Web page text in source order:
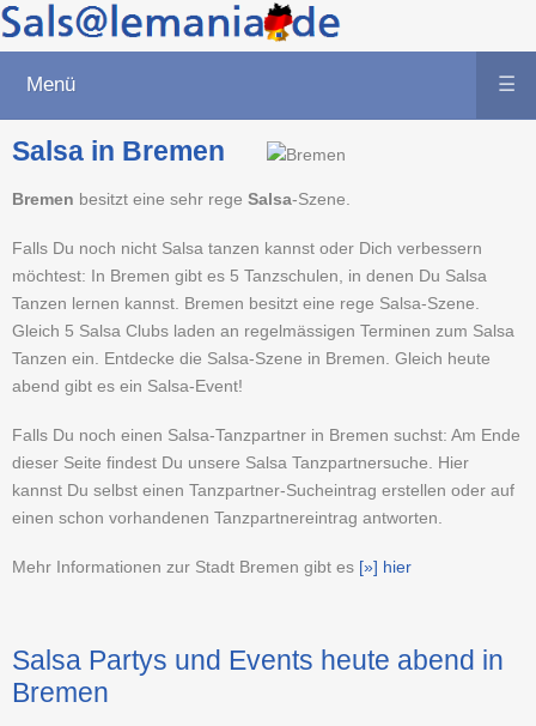
Menü ☰
Salsa in Bremen
Bremen besitzt eine sehr rege Salsa-Szene.
Falls Du noch nicht Salsa tanzen kannst oder Dich verbessern
möchtest: In Bremen gibt es 5 Tanzschulen, in denen Du Salsa
Tanzen lernen kannst. Bremen besitzt eine rege Salsa-Szene.
Gleich 5 Salsa Clubs laden an regelmässigen Terminen zum Salsa
Tanzen ein. Entdecke die Salsa-Szene in Bremen. Gleich heute
abend gibt es ein Salsa-Event!
Falls Du noch einen Salsa-Tanzpartner in Bremen suchst: Am Ende
dieser Seite findest Du unsere Salsa Tanzpartnersuche. Hier
kannst Du selbst einen Tanzpartner-Sucheintrag erstellen oder auf
einen schon vorhandenen Tanzpartnereintrag antworten.
Mehr Informationen zur Stadt Bremen gibt es [»] hier
Salsa Partys und Events heute abend in
Bremen